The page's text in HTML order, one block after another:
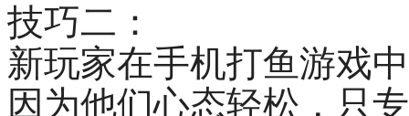
技巧二：
新玩家在手机打鱼游戏
因为他们心态轻松，只